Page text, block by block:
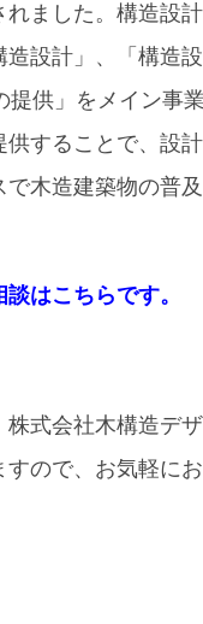
ました。構造設
造設計」、「構造
提供」をメイン事
することで、設
木造建築物の普
はこちらです。
式会社木構造デ
ので、お気軽に